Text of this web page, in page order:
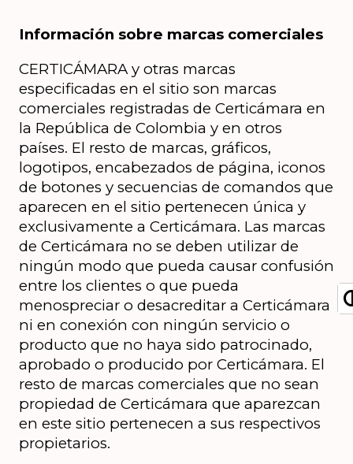
Información sobre marcas comerciales
CERTICÁMARA y otras marcas
especificadas en el sitio son marcas
comerciales registradas de Certicámara en
la República de Colombia y en otros
países. El resto de marcas, gráficos,
logotipos, encabezados de página, iconos
de botones y secuencias de comandos que
aparecen en el sitio pertenecen única y
exclusivamente a Certicámara. Las marcas
de Certicámara no se deben utilizar de
ningún modo que pueda causar confusión
entre los clientes o que pueda
menospreciar o desacreditar a Certicámara
ni en conexión con ningún servicio o
producto que no haya sido patrocinado,
aprobado o producido por Certicámara. El
resto de marcas comerciales que no sean
propiedad de Certicámara que aparezcan
en este sitio pertenecen a sus respectivos
propietarios.